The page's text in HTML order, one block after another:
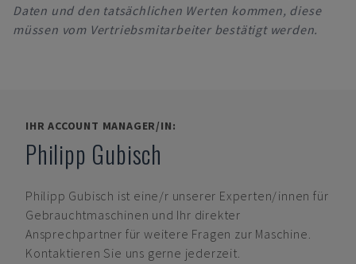
Daten und den tatsächlichen Werten kommen, diese
müssen vom Vertriebsmitarbeiter bestätigt werden.
IHR ACCOUNT MANAGER/IN:
Philipp Gubisch
Philipp Gubisch ist eine/r unserer Experten/innen für
Gebrauchtmaschinen und Ihr direkter
Ansprechpartner für weitere Fragen zur Maschine.
Kontaktieren Sie uns gerne jederzeit.